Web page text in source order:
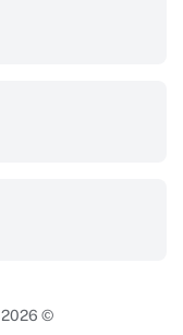
2026 ©